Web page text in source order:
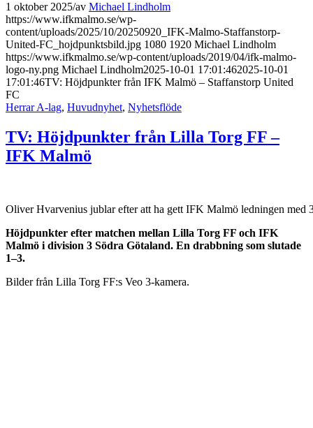
1 oktober 2025/av Michael Lindholm
https://www.ifkmalmo.se/wp-
content/uploads/2025/10/20250920_IFK-Malmo-Staffanstorp-
United-FC_hojdpunktsbild.jpg 1080 1920 Michael Lindholm
https://www.ifkmalmo.se/wp-content/uploads/2019/04/ifk-malmo-
logo-ny.png Michael Lindholm2025-10-01 17:01:462025-10-01
17:01:46TV: Höjdpunkter från IFK Malmö – Staffanstorp United
FC
Herrar A-lag, Huvudnyhet, Nyhetsflöde
TV: Höjdpunkter från Lilla Torg FF –
IFK Malmö
Oliver Hvarvenius jublar efter att ha gett IFK Malmö ledningen med
Höjdpunkter efter matchen mellan Lilla Torg FF och IFK
Malmö i division 3 Södra Götaland. En drabbning som slutade
1–3.
Bilder från Lilla Torg FF:s Veo 3-kamera.